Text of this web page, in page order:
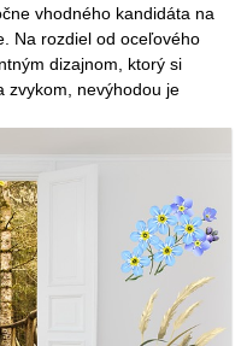
vhodného kandidáta na
Na rozdiel od oceľového
dizajnom, ktorý si
zvykom, nevýhodou je